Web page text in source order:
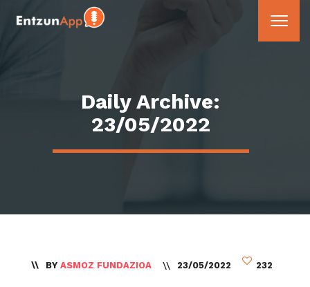
Daily Archive:
23/05/2022
BY ASMOZ FUNDAZIOA 23/05/2022 232